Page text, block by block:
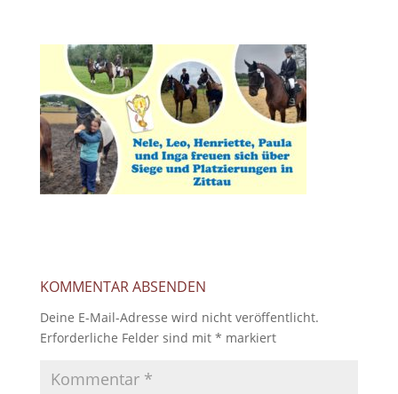
KOMMENTAR ABSENDEN
Deine E-Mail-Adresse wird nicht veröffentlicht.
Erforderliche Felder sind mit * markiert